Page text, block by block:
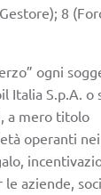
8
ogni
Italia S.p.A. o
a mero titolo
operanti
aziende,